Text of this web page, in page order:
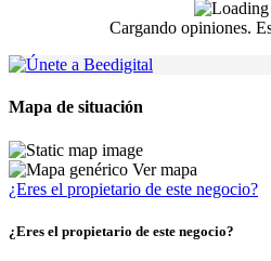
Cargando opiniones.
Mapa de situación
Ver mapa
¿Eres el propietario de este negocio?
¿Eres el propietario de este negocio?